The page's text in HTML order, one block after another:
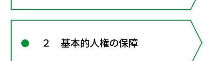
２ 基本的人権の保障